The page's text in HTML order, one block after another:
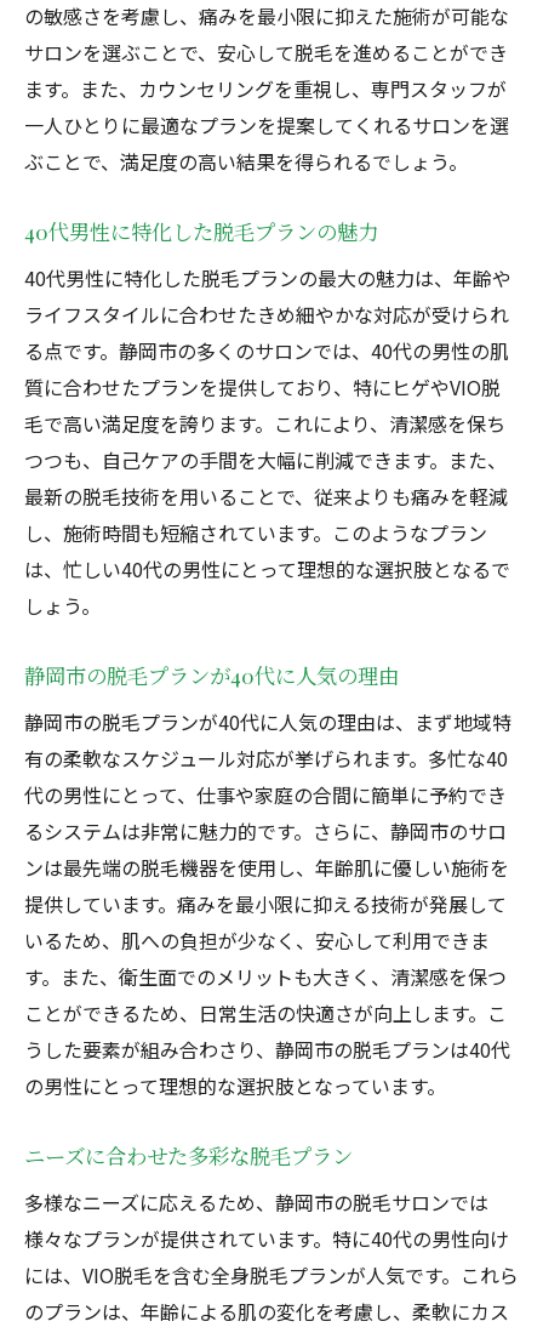
の敏感さを考慮し、痛みを最小限に抑えた施術が可能な
サロンを選ぶことで、安心して脱毛を進めることができ
ます。また、カウンセリングを重視し、専門スタッフが
一人ひとりに最適なプランを提案してくれるサロンを選
ぶことで、満足度の高い結果を得られるでしょう。
40代男性に特化した脱毛プランの魅力
40代男性に特化した脱毛プランの最大の魅力は、年齢や
ライフスタイルに合わせたきめ細やかな対応が受けられ
る点です。静岡市の多くのサロンでは、40代の男性の肌
質に合わせたプランを提供しており、特にヒゲやVIO脱
毛で高い満足度を誇ります。これにより、清潔感を保ち
つつも、自己ケアの手間を大幅に削減できます。また、
最新の脱毛技術を用いることで、従来よりも痛みを軽減
し、施術時間も短縮されています。このようなプラン
は、忙しい40代の男性にとって理想的な選択肢となるで
しょう。
静岡市の脱毛プランが40代に人気の理由
静岡市の脱毛プランが40代に人気の理由は、まず地域特
有の柔軟なスケジュール対応が挙げられます。多忙な40
代の男性にとって、仕事や家庭の合間に簡単に予約でき
るシステムは非常に魅力的です。さらに、静岡市のサロ
ンは最先端の脱毛機器を使用し、年齢肌に優しい施術を
提供しています。痛みを最小限に抑える技術が発展して
いるため、肌への負担が少なく、安心して利用できま
す。また、衛生面でのメリットも大きく、清潔感を保つ
ことができるため、日常生活の快適さが向上します。こ
うした要素が組み合わさり、静岡市の脱毛プランは40代
の男性にとって理想的な選択肢となっています。
ニーズに合わせた多彩な脱毛プラン
多様なニーズに応えるため、静岡市の脱毛サロンでは
様々なプランが提供されています。特に40代の男性向け
には、VIO脱毛を含む全身脱毛プランが人気です。これら
のプランは、年齢による肌の変化を考慮し、柔軟にカス